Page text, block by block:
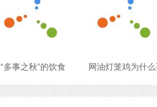
“多事之秋”的饮食 网油灯笼鸡为什